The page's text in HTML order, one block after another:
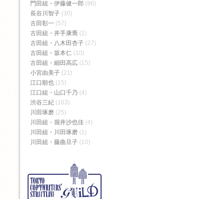
門田組・伊藤健一郎 (86)
長谷川智子 (30)
古田彰一 (57)
古田組・井手康喬 (1)
古田組・八木田杏子 (27)
古田組・坂本仁 (10)
古田組・細田高広 (15)
小宮由美子 (21)
江口順也 (15)
江口組・山口千乃 (4)
渋谷三紀 (163)
川田琢磨 (25)
川田組・堀井沙也佳 (4)
川田組・川田琢磨 (1)
川田組・藤曲旦子 (10)